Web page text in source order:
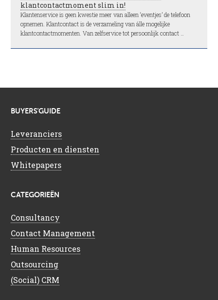
klantcontactmoment slim in!
Klantenservice is geen kwestie meer van alleen ‘eventjes’ de telefoon
opnemen. Klantcontact is de verzameling van álle mogelijke
klantcontactmomenten. Van zelfservice tot persoonlijk contact …
BUYERS’GUIDE
Leveranciers
Producten en diensten
Whitepapers
CATEGORIEËN
Consultancy
Contact Management
Human Resources
Outsourcing
(Social) CRM